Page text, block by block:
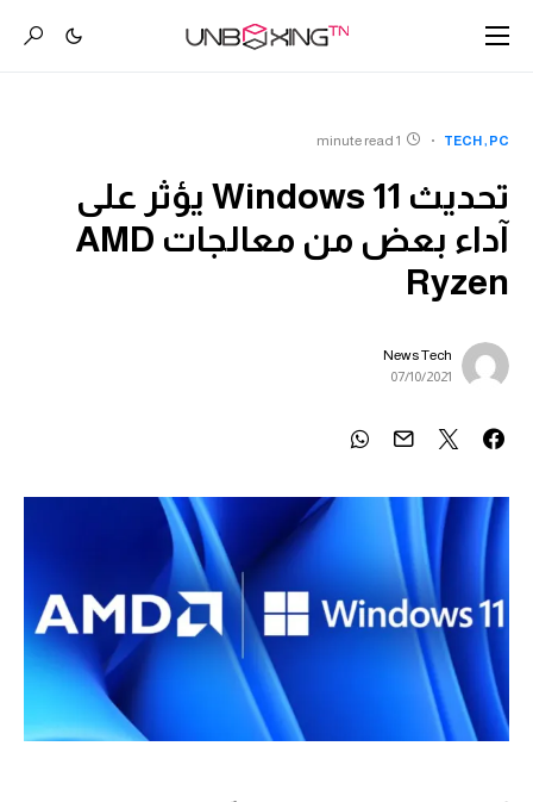
PC
TECH
1 minute read
تحديث Windows 11 يؤثر على
آداء بعض من معالجات AMD
Ryzen
News Tech
07/10/2021